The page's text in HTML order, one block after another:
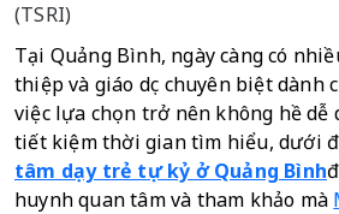
(TSRI)
Tại Quảng Bình, ngày càng có
thiệp và giáo dục chuyên biệt
việc lựa chọn trở nên không hề dễ
tiết kiệm thời gian tìm hiểu, dưới
tâm dạy trẻ tự kỷ ở Quảng Bình
huynh quan tâm và tham khảo mà